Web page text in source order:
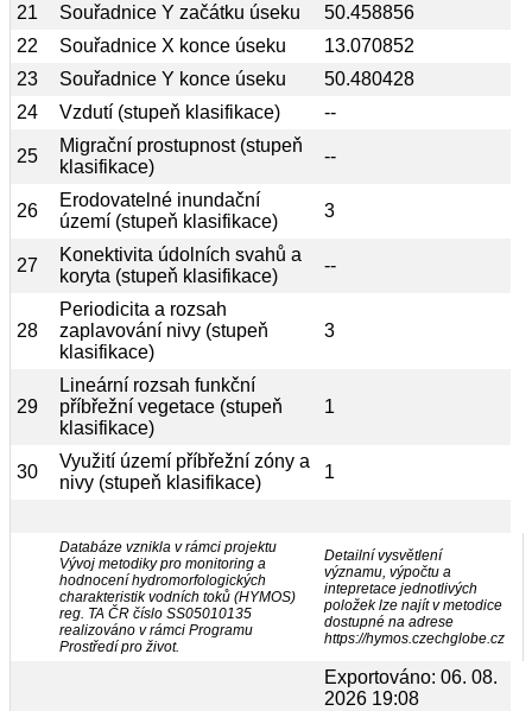
21
Souřadnice Y začátku úseku
50.458856
22
Souřadnice X konce úseku
13.070852
23
Souřadnice Y konce úseku
50.480428
24
Vzdutí (stupeň klasifikace) --
25
Migrační prostupnost (stupeň
klasifikace)
--
26
Erodovatelné inundační
území (stupeň klasifikace)
3
27
Konektivita údolních svahů a
koryta (stupeň klasifikace)
--
28
Periodicita a rozsah
zaplavování nivy (stupeň
klasifikace)
3
29
Lineární rozsah funkční
příbřežní vegetace (stupeň
klasifikace)
1
30
Využití území příbřežní zóny a
nivy (stupeň klasifikace)
1
Databáze vznikla v rámci projektu
Vývoj metodiky pro monitoring a
hodnocení hydromorfologických
charakteristik vodních toků (HYMOS)
reg. TA ČR číslo SS05010135
realizováno v rámci Programu
Prostředí pro život.
Detailní vysvětlení
významu, výpočtu a
intepretace jednotlivých
položek lze najít v metodice
dostupné na adrese
https://hymos.czechglobe.cz
Exportováno: 06. 08.
2026 19:08